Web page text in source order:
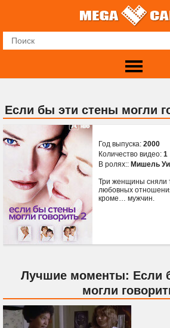
Если бы эти стены могли
Год выпуска: 2000
Количество видео: 1
В ролях:: Мишель
Три женщины сняли
любовных
кроме… мужчин.
Лучшие моменты: Если
могли